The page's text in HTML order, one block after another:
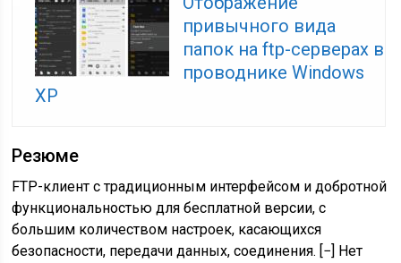
привычного вида
папок на ftp-серверах в
проводнике Windows
XP
Резюме
FTP-клиент с традиционным интерфейсом и добротной
функциональностью для бесплатной версии, с
большим количеством настроек, касающихся
безопасности, передачи данных, соединения. [−] Нет